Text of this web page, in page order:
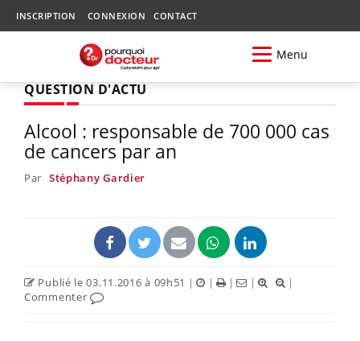
INSCRIPTION CONNEXION CONTACT
Menu
QUESTION D'ACTU
Alcool : responsable de 700 000 cas
de cancers par an
Par Stéphany Gardier
Publié le 03.11.2016 à 09h51 | | | |
|
Commenter